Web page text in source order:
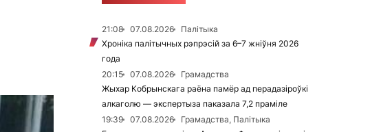
21:08 07.08.2026
Палітыка
Хроніка палітычных рэпрэсій за 6–7 жніўня 2026
года
20:15
07.08.2026
Грамадства
Жыхар Кобрынскага раёна памёр ад перадазіроўкі
алкаголю — экспертыза паказала 7,2 праміле
19:39
07.08.2026
Грамадства, Палітыка